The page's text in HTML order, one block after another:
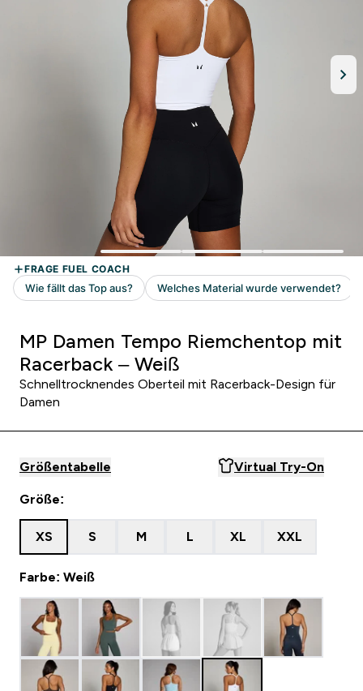
MP Damen Tempo Riemchentop mit
Racerback – Weiß
Schnelltrocknendes Oberteil mit Racerback-Design für
Damen
Größentabelle Virtual Try-On
Größe:
XS S M L XL XXL
Farbe: Weiß